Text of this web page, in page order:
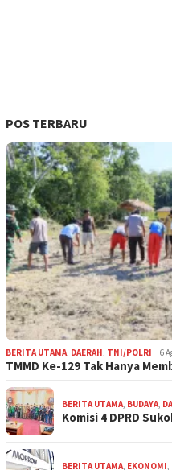
POS TERBARU
BERITA UTAMA, DAERAH, TNI/POLRI 6
TMMD Ke-129 Tak Hanya
BERITA UTAMA, BUDAYA,
Komisi 4 DPRD
BERITA UTAMA, EKONOMI,